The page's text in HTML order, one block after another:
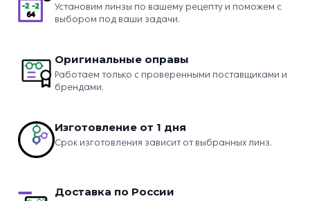
Установим линзы по вашему рецепту и поможем с
выбором под ваши задачи.
Оригинальные оправы
Работаем только с проверенными поставщиками и
брендами.
Изготовление от 1 дня
Срок изготовления зависит от выбранных линз.
Доставка по России